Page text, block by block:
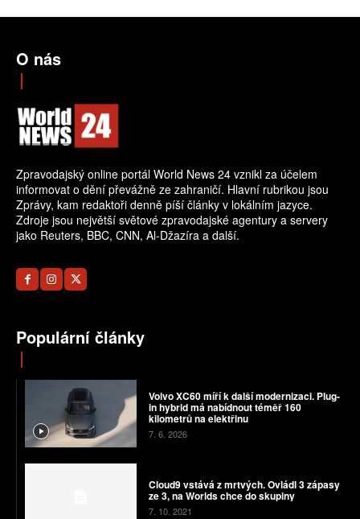
O nás
Zpravodajský online portál World News 24 vznikl za účelem
informovat o dění převážně ze zahraničí. Hlavní rubrikou jsou
Zprávy, kam redaktoři denně píší články v lokálním jazyce.
Zdroje jsou největší světové zpravodajské agentury a servery
jako Reuters, BBC, CNN, Al-Džazíra a další.
Populární články
Volvo XC60 míří k další modernizaci. Plug-
in hybrid má nabídnout téměř 160
kilometrů na elektřinu
7. 6. 2026
Cloud9 vstává z mrtvých. Ovládl 3 zápasy
ze 3, na Worlds chce do skupiny
7. 10. 2021